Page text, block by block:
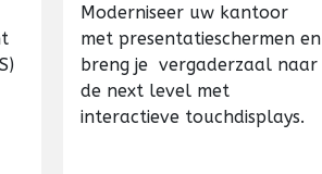
Moderniseer uw kantoor
met presentatieschermen en
breng je vergaderzaal naar
de next level met
interactieve touchdisplays.